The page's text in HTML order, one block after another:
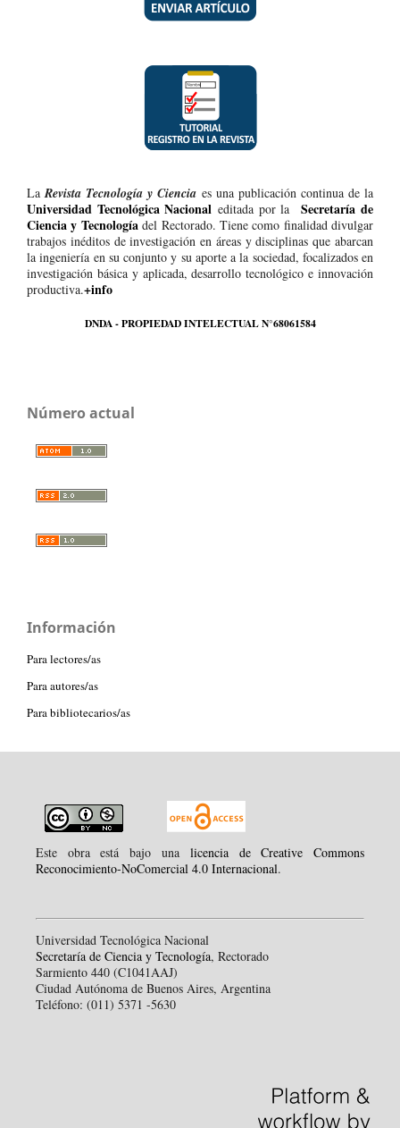
LaRevista Tecnología y Ciencia es una publicación continua de la
Universidad Tecnológica Nacional editada por laSecretaría de
Ciencia y Tecnologíadel Rectorado. Tiene como finalidad divulgar
trabajos inéditos de investigación en áreas y disciplinas que abarcan
la ingeniería en su conjunto y su aporte a la sociedad, focalizados en
investigación básica y aplicada, desarrollo tecnológico e innovación
productiva.+info
DNDA - PROPIEDAD INTELECTUAL N°68061584
Número actual
Información
Para lectores/as
Para autores/as
Para bibliotecarios/as
Este obra está bajo una licencia de Creative Commons
Reconocimiento-NoComercial 4.0 Internacional.
Universidad Tecnológica Nacional
Secretaría de Ciencia y Tecnología, Rectorado
Sarmiento 440 (C1041AAJ)
Ciudad Autónoma de Buenos Aires, Argentina
Teléfono: (011) 5371 -5630